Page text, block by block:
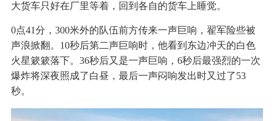
大货车只好在厂里等着，回到各自的货车上睡觉。
0点41分，300米外的队伍前方传来一声巨响，翟军险些被
声浪掀翻。10秒后第二声巨响时，他看到东边冲天的白色
火星簌簌落下。36秒后又是一声巨响，6秒后最强烈的一次
爆炸将深夜照成了白昼，最后一声闷响发出时又过了53
秒。